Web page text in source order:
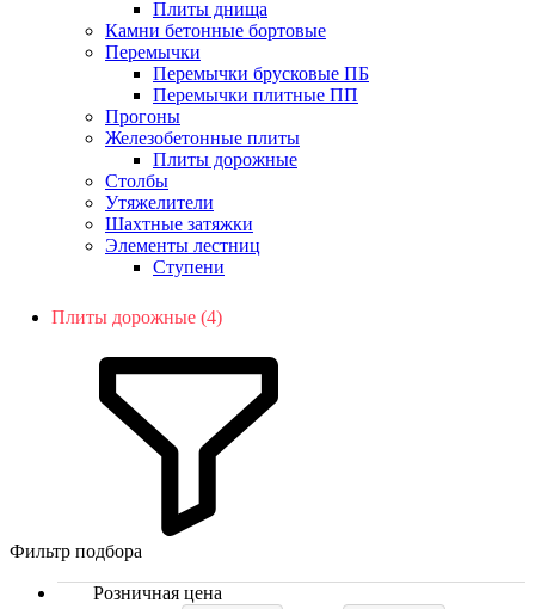
Плиты днища
Камни бетонные бортовые
Перемычки
Перемычки брусковые ПБ
Перемычки плитные ПП
Прогоны
Железобетонные плиты
Плиты дорожные
Столбы
Утяжелители
Шахтные затяжки
Элементы лестниц
Ступени
Плиты дорожные (4)
Фильтр подбора
Розничная цена